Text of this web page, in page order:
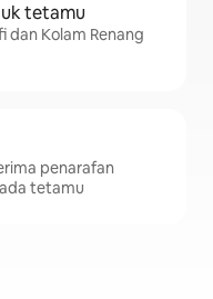
tetamu
dan Kolam Renang
penarafan
tetamu